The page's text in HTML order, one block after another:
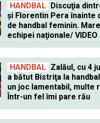
HANDBAL Discuţia
şi Florentin Pera înainte
de handbal feminin.
echipei naţionale/ VIDEO
HANDBAL Zalăul, cu 4
a bătut Bistriţa la
un joc lamentabil, multe
Într-un fel îmi pare rău